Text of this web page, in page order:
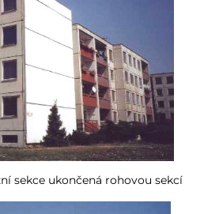
sekce ukončená rohovou sekcí